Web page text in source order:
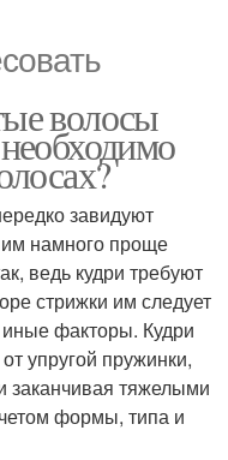
волосы
завидуют
намного проще
ведь кудри требуют
стрижки им следует
иные факторы. Кудри
упругой пружинки,
заканчивая тяжелыми
формы, типа и